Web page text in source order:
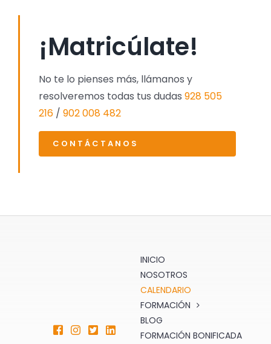
¡Matricúlate!
No te lo pienses más, llámanos y
resolveremos todas tus dudas 928 505
216/ 902 008 482
CONTÁCTANOS
INICIO
NOSOTROS
CALENDARIO
FORMACIÓN
BLOG
FORMACIÓN BONIFICADA